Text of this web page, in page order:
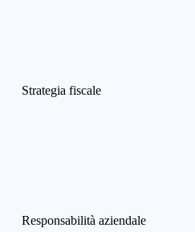
Strategia fiscale
Responsabilità aziendale